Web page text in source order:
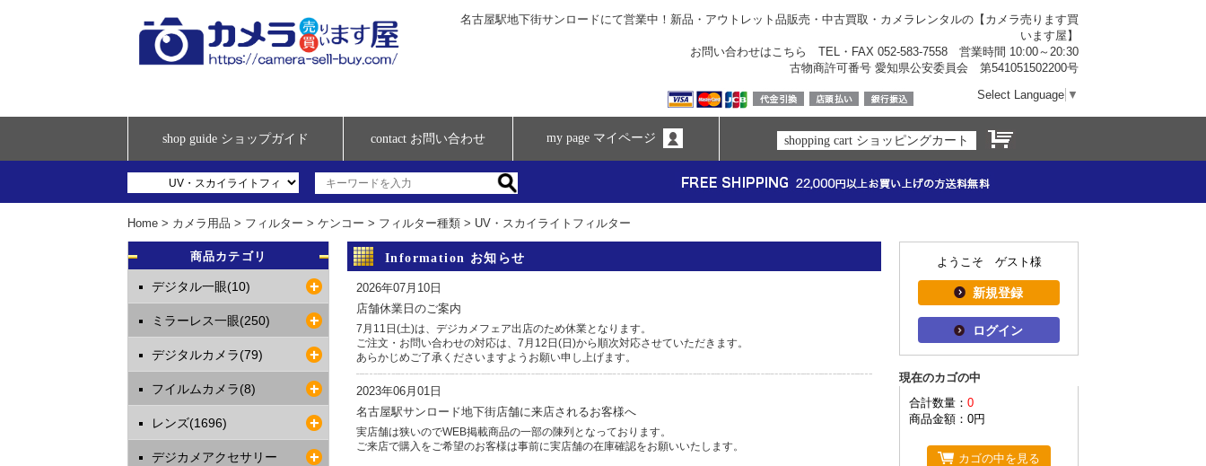
名古屋駅地下街サンロードにて営業中！新品・アウトレット品販売・中古買取・カメラレンタルの【カメラ売ります買
います屋】
お問い合わせはこちら
TEL・FAX 052-583-7558 営業時間 10:00～20:30
古物商許可番号 愛知県公安委員会 第541051502200号
Select Language ▼
shop guide ショップガイド contact お問い合わせ my page マイページ shopping cart ショッピングカート
Home > カメラ用品 > フィルター > ケンコー > フィルター種類 > UV・スカイライトフィルター
ようこそ ゲスト様
新規登録
ログイン
現在のカゴの中
合計数量： 0
商品金額： 0円
カゴの中を見る
Information お知らせ
2026年07月10日
店舗休業日のご案内
7月11日(土)は、デジカメフェア出店のため休業となります。
ご注文・お問い合わせの対応は、7月12日(日)から順次対応させていただきます。
あらかじめご了承くださいますようお願い申し上げます。
2023年06月01日
名古屋駅サンロード地下街店舗に来店されるお客様へ
実店舗は狭いのでWEB掲載商品の一部の陳列となっております。
ご来店で購入をご希望のお客様は事前に実店舗の在庫確認をお願いいたします。
商品カテゴリ
デジタル一眼(10)
ミラーレス一眼(250)
デジタルカメラ(79)
フイルムカメラ(8)
レンズ(1696)
デジカメアクセサリー